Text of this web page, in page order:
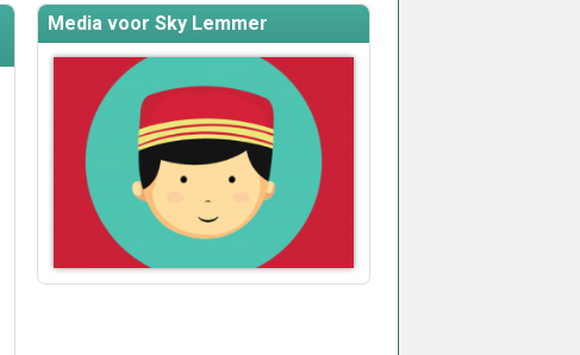
Media voor Sky Lemmer